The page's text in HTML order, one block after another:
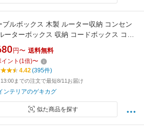
ブルボックス 木製 ルーター収納 コンセン
ーターボックス 収納 コードボックス コー
ース コード収納 目隠し 配線隠し カバー ス
電源タップ ルーター Wifi ボックス 収納ボ
ス ホコリよけ 【組立品/完成品が選べる】
円〜 送料無料
イント (1倍)〜
4.42(395件)
までの注文で最短8/11お届け
ンテリアのゲキカグ
似た商品を探す